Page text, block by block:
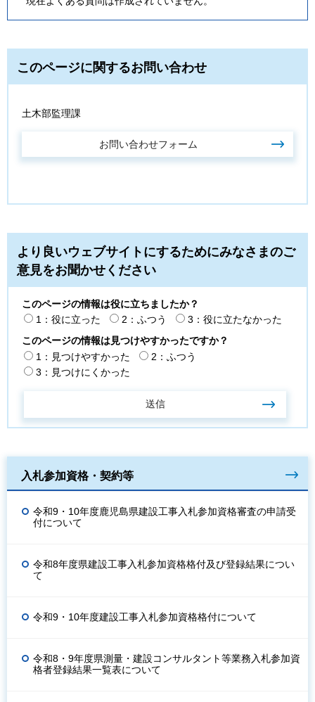
このページに関するお問い合わせ
土木部監理課
より良いウェブサイトにするためにみなさまのご
意見をお聞かせください
このページの情報は役に立ちましたか？
1：役に立った
2：ふつう
3：役に立たなかった
このページの情報は見つけやすかったですか？
1：見つけやすかった
2：ふつう
3：見つけにくかった
入札参加資格・契約等
令和9・10年度鹿児島県建設工事入札参加資格審査の申請受
付について
令和8年度県建設工事入札参加資格格付及び登録結果につい
て
令和9・10年度建設工事入札参加資格格付について
令和8・9年度県測量・建設コンサルタント等業務入札参加資
格者登録結果一覧表について